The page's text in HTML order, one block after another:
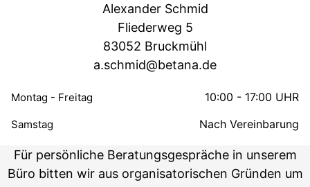
Alexander Schmid
Fliederweg 5
83052 Bruckmühl
a.schmid@betana.de
Montag - Freitag 10:00 - 17:00 UHR
Samstag Nach Vereinbarung
Für persönliche Beratungsgespräche in unserem
Büro bitten wir aus organisatorischen Gründen um